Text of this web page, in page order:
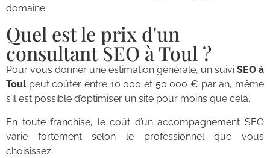
domaine.
Quel est le prix d'un
consultant SEO à Toul ?
Pour vous donner une estimation générale, un suivi SEO à
Toul peut coûter entre 10 000 et 50 000 € par an, même
s’il est possible d’optimiser un site pour moins que cela.
En toute franchise, le coût d’un accompagnement SEO
varie fortement selon le professionnel que vous
choisissez.